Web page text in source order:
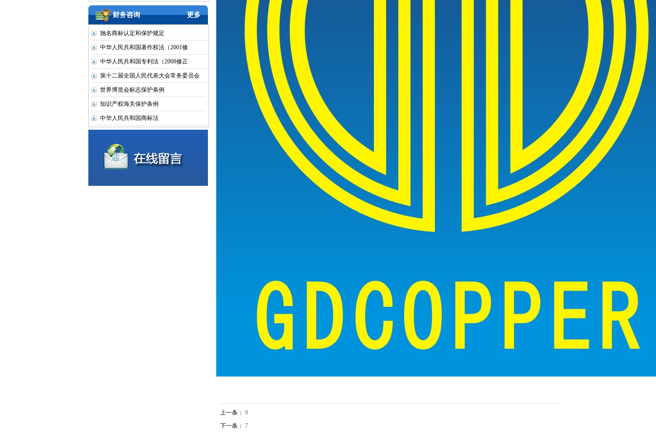
财务咨询 更多
驰名商标认定和保护规定
中华人民共和国著作权法（2001修
中华人民共和国专利法（2008修正
第十二届全国人民代表大会常务委员会
世界博览会标志保护条例
知识产权海关保护条例
中华人民共和国商标法
上一条： 9
下一条： 7